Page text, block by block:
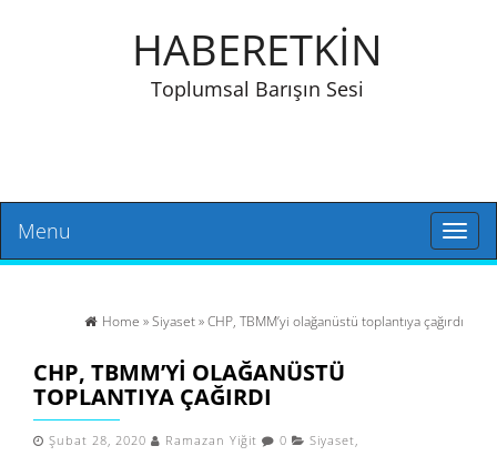
HABERETKİN
Toplumsal Barışın Sesi
Toggle
Menu
Home »Siyaset» CHP, TBMM’yi olağanüstü toplantıya çağırdı
CHP, TBMM’YI OLAĞANÜSTÜ
TOPLANTIYA ÇAĞIRDI
Şubat 28, 2020 Ramazan Yiğit 0 Siyaset,